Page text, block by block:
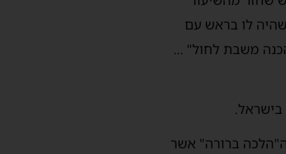
לו בראש עם
משבת לחול" …
בישראל.
ה"הלכה ברורה" אשר